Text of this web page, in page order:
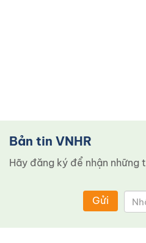
Bản tin VNHR
Hãy đăng ký để nhận những
Gửi